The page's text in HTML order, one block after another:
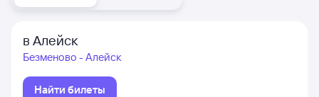
в Алейск
Безменово - Алейск
Найти билеты